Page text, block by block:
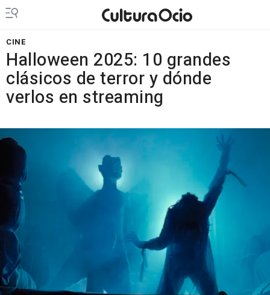
CINE
Halloween 2025: 10 grandes
clásicos de terror y dónde
verlos en streaming